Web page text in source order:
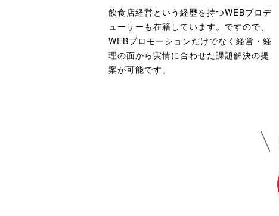
飲食店経営という経歴を持つWEBプロデ
ューサーも在籍しています。ですので、
WEBプロモーションだけでなく経営・経
理の面から実情に合わせた課題解決の提
案が可能です。